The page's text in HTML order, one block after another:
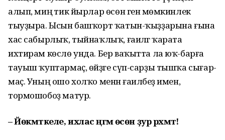
алып, миңә тик йырлар өсөн генә мөмкинлек
тыуҙыра. Ысын башҡорт ҡатын-ҡыҙҙарына ғына
хас сабырлыҡ, тыйнаҡлыҡ, ғаиләгә ҡарата
ихтирам көслө унда. Бер ваҡытта ла юҡ-барға
тауыш ҡуптармаҫ, өйҙәге сүп-сарҙы тышҡа сығар­
маҫ. Уның ошо холҡо менән ғаи­ләбеҙ имен,
тормошобоҙ матур.
– Йөкмәткеле, ихлас әңгәмә өсөн ҙур рәхмәт!